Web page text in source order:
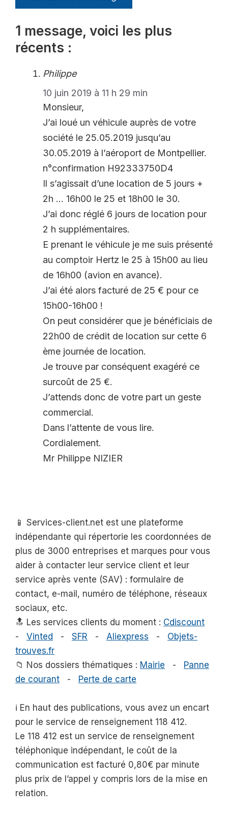
1 message, voici les plus
récents :
Philippe
10 juin 2019 à 11 h 29 min
Monsieur,
J’ai loué un véhicule auprès de votre
société le 25.05.2019 jusqu’au
30.05.2019 à l’aéroport de Montpellier.
n°confirmation H92333750D4
Il s’agissait d’une location de 5 jours +
2h … 16h00 le 25 et 18h00 le 30.
J’ai donc réglé 6 jours de location pour
2 h supplémentaires.
E prenant le véhicule je me suis présenté
au comptoir Hertz le 25 à 15h00 au lieu
de 16h00 (avion en avance).
J’ai été alors facturé de 25 € pour ce
15h00-16h00 !
On peut considérer que je bénéficiais de
22h00 de crédit de location sur cette 6
ème journée de location.
Je trouve par conséquent exagéré ce
surcoût de 25 €.
J’attends donc de votre part un geste
commercial.
Dans l’attente de vous lire.
Cordialement.
Mr Philippe NIZIER
📱 Services-client.net est une plateforme
indépendante qui répertorie les coordonnées de
plus de 3000 entreprises et marques pour vous
aider à contacter leur service client et leur
service après vente (SAV) : formulaire de
contact, e-mail, numéro de téléphone, réseaux
sociaux, etc.
🔝 Les services clients du moment : Cdiscount
- Vinted - SFR - Aliexpress - Objets-
trouves.fr
📁 Nos dossiers thématiques : Mairie - Panne
de courant - Perte de carte
ℹ️ En haut des publications, vous avez un encart
pour le service de renseignement 118 412.
Le 118 412 est un service de renseignement
téléphonique indépendant, le coût de la
communication est facturé 0,80€ par minute
plus prix de l’appel y compris lors de la mise en
relation.